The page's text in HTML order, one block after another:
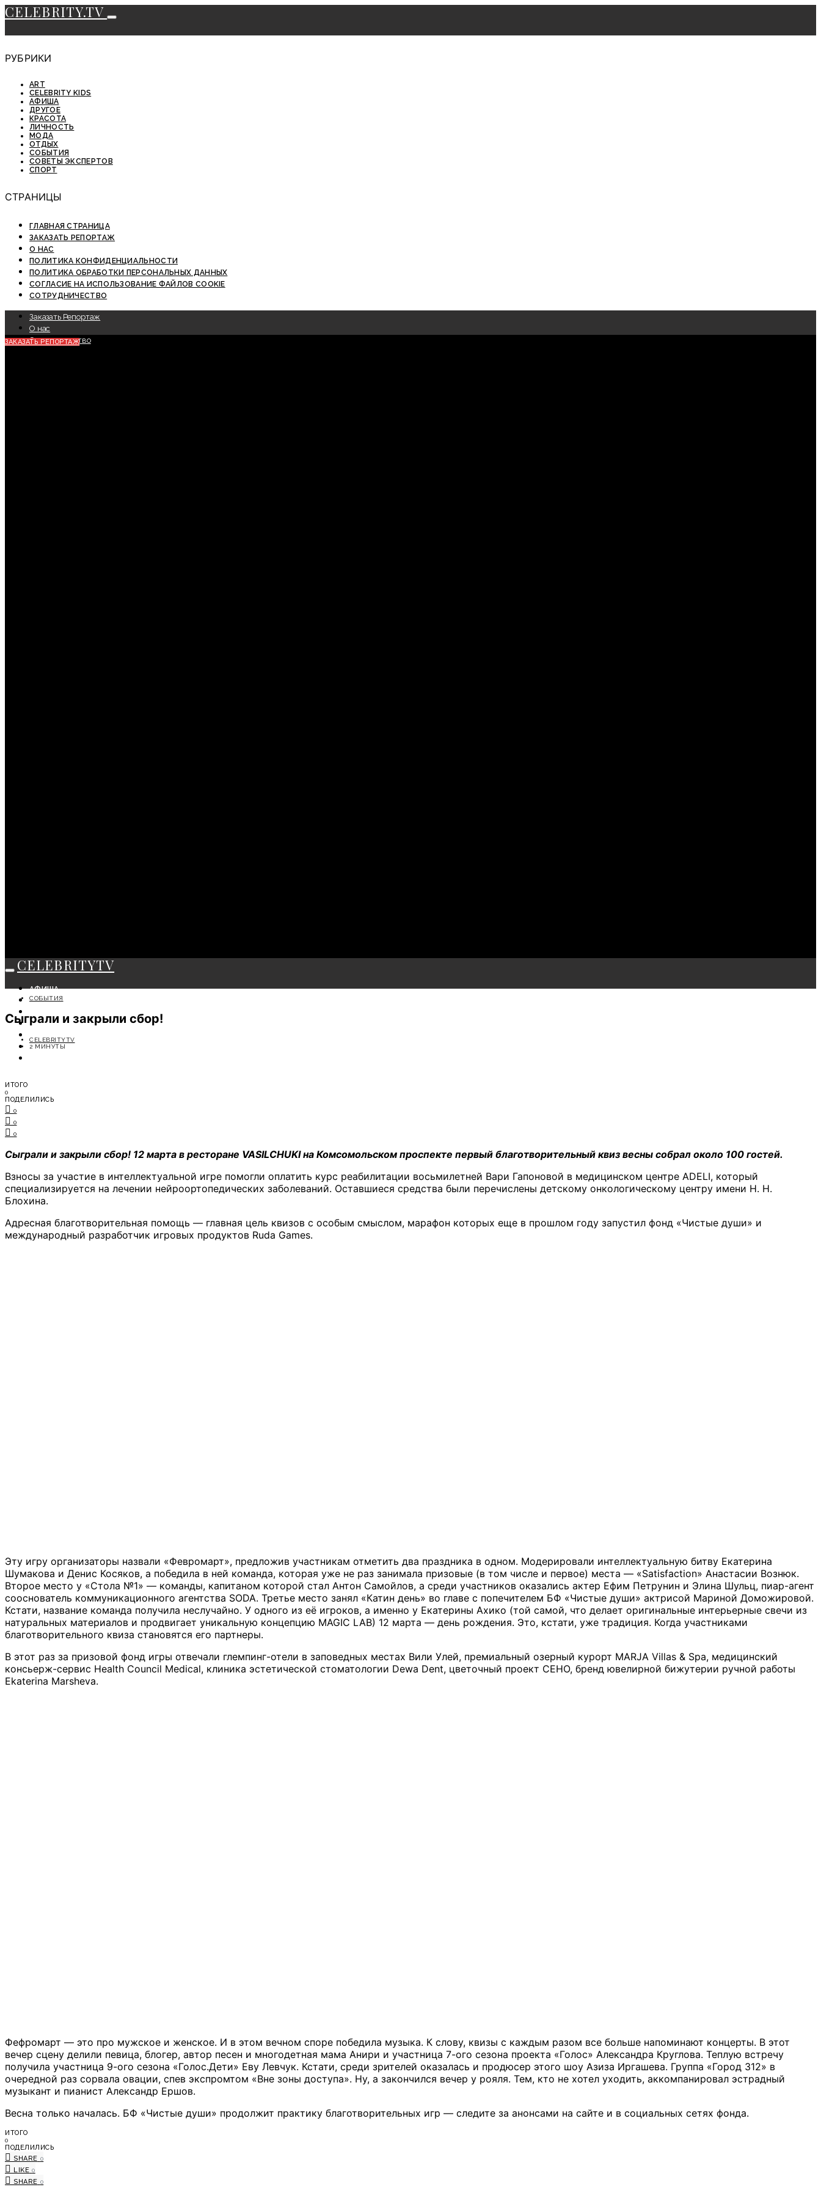
CELEBRITY.TV
РУБРИКИ
ART
CELEBRITY KIDS
АФИША
ДРУГОЕ
КРАСОТА
ЛИЧНОСТЬ
МОДА
ОТДЫХ
СОБЫТИЯ
СОВЕТЫ ЭКСПЕРТОВ
СПОРТ
СТРАНИЦЫ
ГЛАВНАЯ СТРАНИЦА
ЗАКАЗАТЬ РЕПОРТАЖ
О НАС
ПОЛИТИКА КОНФИДЕНЦИАЛЬНОСТИ
ПОЛИТИКА ОБРАБОТКИ ПЕРСОНАЛЬНЫХ ДАННЫХ
СОГЛАСИЕ НА ИСПОЛЬЗОВАНИЕ ФАЙЛОВ COOKIE
СОТРУДНИЧЕСТВО
Заказать Репортаж
О нас
Сотрудничество
ЗАКАЗАТЬ РЕПОРТАЖ
CELEBRITYTV
АФИША
СОБЫТИЯ
МОДА
ЛИЧНОСТЬ
ОТДЫХ
СОБЫТИЯ
Сыграли и закрыли сбор!
CELEBRITYTV
2 МИНУТЫ
ИТОГО
0
ПОДЕЛИЛИСЬ
0
0
0
Сыграли и закрыли сбор! 12 марта в ресторане VASILCHUKI на Комсомольском проспекте первый благотворительный квиз весны собрал около 100 гостей.
Взносы за участие в интеллектуальной игре помогли оплатить курс реабилитации восьмилетней Вари Гапоновой в медицинском центре ADELI, который
специализируется на лечении нейроортопедических заболеваний. Оставшиеся средства были перечислены детскому онкологическому центру имени Н. Н.
Блохина.
Адресная благотворительная помощь — главная цель квизов с особым смыслом, марафон которых еще в прошлом году запустил фонд «Чистые души» и
международный разработчик игровых продуктов Ruda Games.
Эту игру организаторы назвали «Февромарт», предложив участникам отметить два праздника в одном. Модерировали интеллектуальную битву Екатерина
Шумакова и Денис Косяков, а победила в ней команда, которая уже не раз занимала призовые (в том числе и первое) места — «Satisfaction» Анастасии Вознюк.
Второе место у «Стола №1» — команды, капитаном которой стал Антон Самойлов, а среди участников оказались актер Ефим Петрунин и Элина Шульц, пиар-агент
сооснователь коммуникационного агентства SODA. Третье место занял «Катин день» во главе с попечителем БФ «Чистые души» актрисой Мариной Доможировой.
Кстати, название команда получила неслучайно. У одного из её игроков, а именно у Екатерины Ахико (той самой, что делает оригинальные интерьерные свечи из
натуральных материалов и продвигает уникальную концепцию MAGIC LAB) 12 марта — день рождения. Это, кстати, уже традиция. Когда участниками
благотворительного квиза становятся его партнеры.
В этот раз за призовой фонд игры отвечали глемпинг-отели в заповедных местах Вили Улей, премиальный озерный курорт MARJA Villas & Spa, медицинский
консьерж-сервис Health Council Medical, клиника эстетической стоматологии Dewa Dent, цветочный проект СЕНО, бренд ювелирной бижутерии ручной работы
Ekaterina Marsheva.
Фефромарт — это про мужское и женское. И в этом вечном споре победила музыка. К слову, квизы с каждым разом все больше напоминают концерты. В этот
вечер сцену делили певица, блогер, автор песен и многодетная мама Анири и участница 7-ого сезона проекта «Голос» Александра Круглова. Теплую встречу
получила участница 9-ого сезона «Голос.Дети» Еву Левчук. Кстати, среди зрителей оказалась и продюсер этого шоу Азиза Иргашева. Группа «Город 312» в
очередной раз сорвала овации, спев экспромтом «Вне зоны доступа». Ну, а закончился вечер у рояля. Тем, кто не хотел уходить, аккомпанировал эстрадный
музыкант и пианист Александр Ершов.
Весна только началась. БФ «Чистые души» продолжит практику благотворительных игр — следите за анонсами на сайте и в социальных сетях фонда.
ИТОГО
0
ПОДЕЛИЛИСЬ
SHARE 0
LIKE 0
SHARE 0